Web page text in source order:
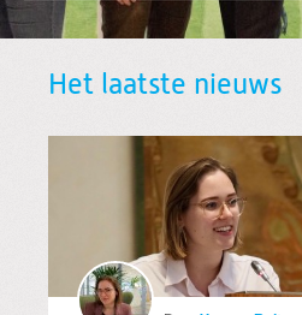
Het laatste nieuws